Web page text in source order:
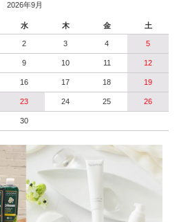
2026年9月
水 木 金 土
2 3 4 5
9 10 11 12
16 17 18 19
23 24 25 26
30